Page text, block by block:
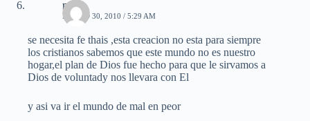
mael
MARZO 30, 2010 / 5:29 AM
se necesita fe thais ,esta creacion no esta para siempre
los cristianos sabemos que este mundo no es nuestro
hogar,el plan de Dios fue hecho para que le sirvamos a
Dios de voluntady nos llevara con El
y asi va ir el mundo de mal en peor